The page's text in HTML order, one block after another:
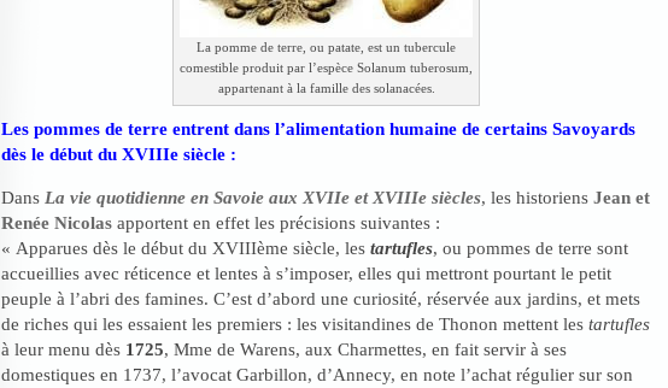
La pomme de terre, ou patate, est un tubercule
comestible produit par l’espèce Solanum tuberosum,
appartenant à la famille des solanacées.
Les pommes de terre entrent dans l’alimentation humaine de certains Savoyards
dès le début du XVIIIe siècle :
Dans La vie quotidienne en Savoie aux XVIIe et XVIIIe siècles, les historiens Jean et
Renée Nicolasapportent en effet les précisions suivantes :
« Apparues dès le début du XVIIIème siècle, les tartufles, ou pommes de terre sont
accueillies avec réticence et lentes à s’imposer, elles qui mettront pourtant le petit
peuple à l’abri des famines. C’est d’abord une curiosité, réservée aux jardins, et mets
de riches qui les essaient les premiers : les visitandines de Thonon mettent les tartufles
à leur menu dès 1725, Mme de Warens, aux Charmettes, en fait servir à ses
domestiques en 1737, l’avocat Garbillon, d’Annecy, en note l’achat régulier sur son